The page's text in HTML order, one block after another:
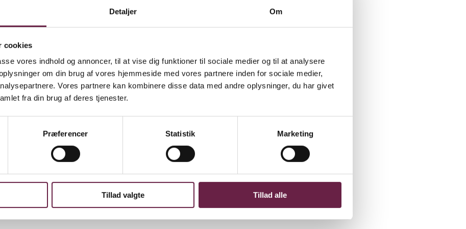
Detaljer Om
cookies
vores indhold og annoncer, til at vise dig funktioner til sociale medier og til at analysere
om din brug af vores hjemmeside med vores partnere inden for sociale medier,
Vores partnere kan kombinere disse data med andre oplysninger, du har givet
fra din brug af deres tjenester.
Præferencer Statistik Marketing
Tillad valgte Tillad alle